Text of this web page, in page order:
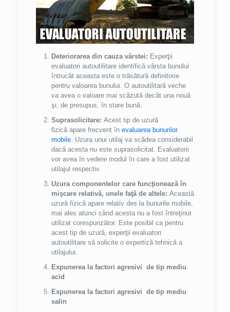
Deteriorarea din cauza vârstei: Experţii
evaluatori autoutilitare identifică vârsta bunului
întrucât aceasta este o trăsătură definitorie
pentru valoarea bunului. O autoutilitară veche
va avea o valoare mai scăzută decât una nouă
şi, de presupus, în stare bună.
Suprasolicitare: Acest tip de uzură
fizică apare frecvent în evaluarea bunurilor
mobile. Uzura unui utilaj va scădea considerabil
dacă acesta nu este suprasolicitat. Evaluatorii
vor avea în vedere modul în care a fost utilizat
utilajul respectiv.
Uzura componentelor care funcţionează în
mişcare relativă, unele faţă de altele: Această
uzură fizică apare relativ des la bunurile mobile,
mai ales atunci când acesta nu a fost întreţinut
utilizat corespunzător. Este posibil ca pentru
acest tip de uzură, experţii evaluatori
autoutilitare să solicite o expertiză tehnică a
utilajului.
Expunerea la factori agresivi de tip mediu
acid
Expunerea la factori agresivi de tip mediu
salin